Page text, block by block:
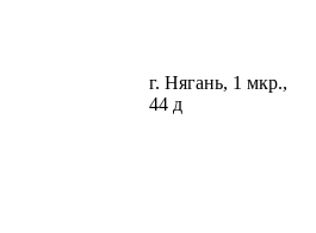
г. Нягань, 1 мкр.,
44 д